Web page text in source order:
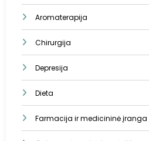
Aromaterapija
Chirurgija
Depresija
Dieta
Farmacija ir medicininė įranga